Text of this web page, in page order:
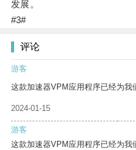
发展。
#3#
评论
游客
这款加速器VPM应用程序已经为我
2024-01-15
游客
这款加速器VPM应用程序已经为